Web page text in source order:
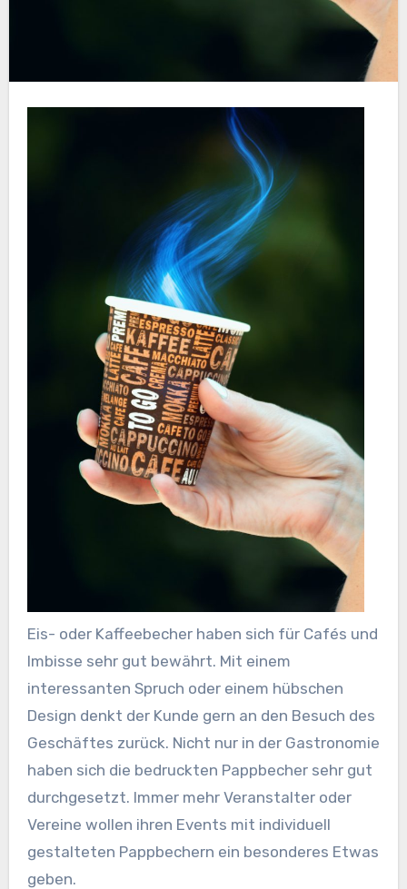
Eis- oder Kaffeebecher haben sich für Cafés und
Imbisse sehr gut bewährt. Mit einem
interessanten Spruch oder einem hübschen
Design denkt der Kunde gern an den Besuch des
Geschäftes zurück. Nicht nur in der Gastronomie
haben sich die bedruckten Pappbecher sehr gut
durchgesetzt. Immer mehr Veranstalter oder
Vereine wollen ihren Events mit individuell
gestalteten Pappbechern ein besonderes Etwas
geben.